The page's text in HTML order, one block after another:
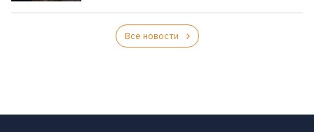
Все новости